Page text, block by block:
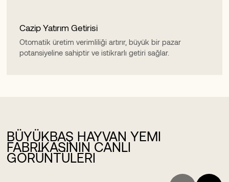
Cazip Yatırım Getirisi
Otomatik üretim verimliliği artırır, büyük bir pazar
potansiyeline sahiptir ve istikrarlı getiri sağlar.
BÜYÜKBAŞ HAYVAN YEMI
FABRIKASININ CANLI
GÖRÜNTÜLERI